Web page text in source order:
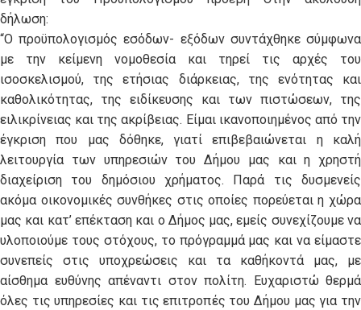
δήλωση:
“Ο προϋπολογισμός εσόδων- εξόδων συντάχθηκε σύμφωνα
με την κείμενη νομοθεσία και τηρεί τις αρχές του
ισοσκελισμού, της ετήσιας διάρκειας, της ενότητας και
καθολικότητας, της ειδίκευσης και των πιστώσεων, της
ειλικρίνειας και της ακρίβειας. Είμαι ικανοποιημένος από την
έγκριση που μας δόθηκε, γιατί επιβεβαιώνεται η καλή
λειτουργία των υπηρεσιών του Δήμου μας και η χρηστή
διαχείριση του δημόσιου χρήματος. Παρά τις δυσμενείς
ακόμα οικονομικές συνθήκες στις οποίες πορεύεται η χώρα
μας και κατ’ επέκταση και ο Δήμος μας, εμείς συνεχίζουμε να
υλοποιούμε τους στόχους, το πρόγραμμά μας και να είμαστε
συνεπείς στις υποχρεώσεις και τα καθήκοντά μας, με
αίσθημα ευθύνης απέναντι στον πολίτη. Ευχαριστώ θερμά
όλες τις υπηρεσίες και τις επιτροπές του Δήμου μας για την